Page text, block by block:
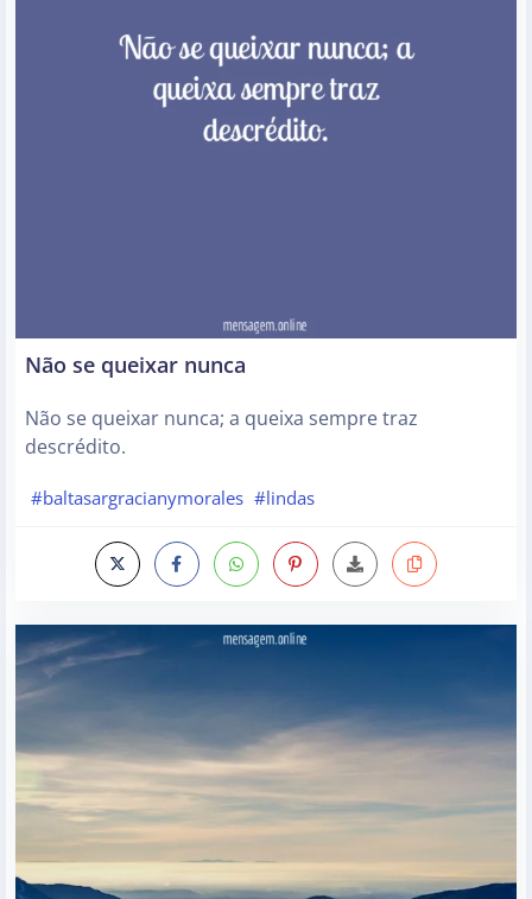
Não se queixar nunca
Não se queixar nunca; a queixa sempre traz
descrédito.
#baltasargracianymorales #lindas